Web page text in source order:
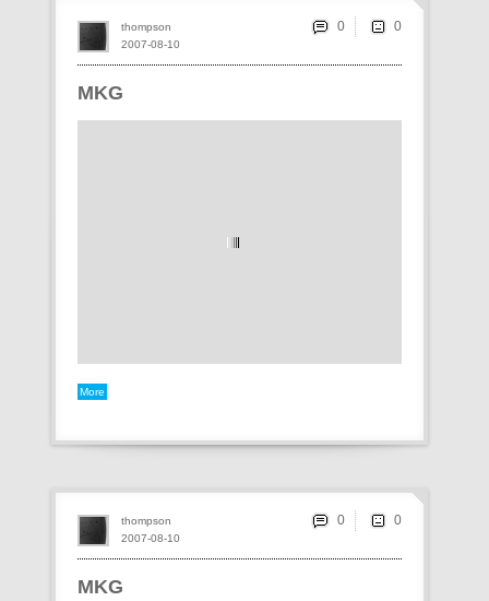
MKG
More
2007-08-10
thompson 0
MKG
2007-08-10
thompson 0